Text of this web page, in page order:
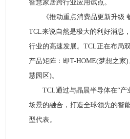
智慧家居跨行业应用试点。
《推动重点消费品更新升级 畅
TCL来说自然是极大的利好消息
行业的高速发展。TCL正在布局
产品矩阵：即T-HOME(梦想之
慧园区)。
TCL通过与晶晨半导体在“产
场景的融合，打造全球领先的智
型代表。